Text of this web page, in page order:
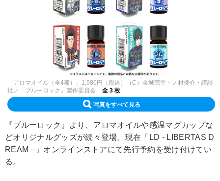
「アロマオイル（全4種）」1,980円（税込）（C）金城宗幸・ノ村優介・講談
社／「ブルーロック」製作委員会
全 3 枚
写真をすべて見る
『ブルーロック』より、アロマオイルや感温マグカップな
どオリジナルグッズが続々登場。現在「LD - LIBERTAS D
REAM –」オンラインストアにて先行予約を受け付けてい
る。